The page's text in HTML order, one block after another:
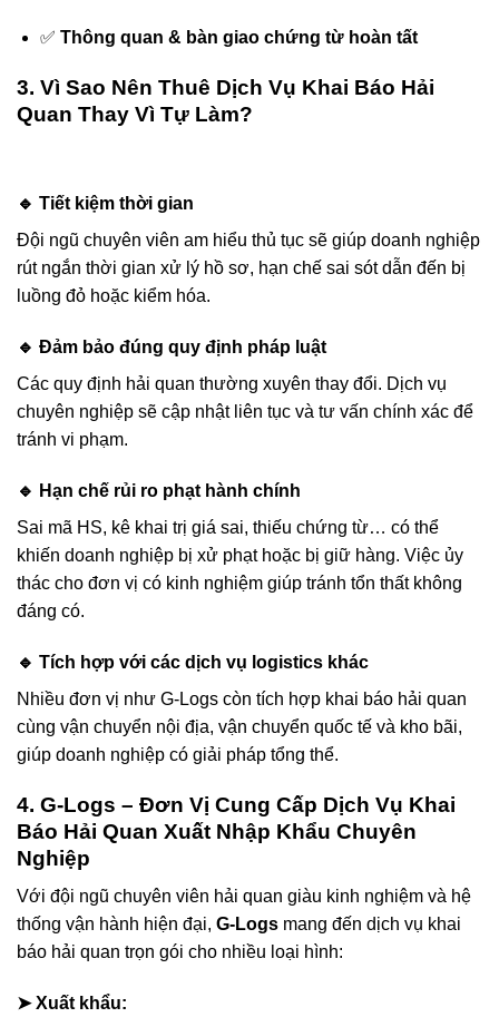
✅ Thông quan & bàn giao chứng từ hoàn tất
3. Vì Sao Nên Thuê Dịch Vụ Khai Báo Hải
Quan Thay Vì Tự Làm?
🔹 Tiết kiệm thời gian
Đội ngũ chuyên viên am hiểu thủ tục sẽ giúp doanh nghiệp
rút ngắn thời gian xử lý hồ sơ, hạn chế sai sót dẫn đến bị
luồng đỏ hoặc kiểm hóa.
🔹 Đảm bảo đúng quy định pháp luật
Các quy định hải quan thường xuyên thay đổi. Dịch vụ
chuyên nghiệp sẽ cập nhật liên tục và tư vấn chính xác để
tránh vi phạm.
🔹 Hạn chế rủi ro phạt hành chính
Sai mã HS, kê khai trị giá sai, thiếu chứng từ… có thể
khiến doanh nghiệp bị xử phạt hoặc bị giữ hàng. Việc ủy
thác cho đơn vị có kinh nghiệm giúp tránh tổn thất không
đáng có.
🔹 Tích hợp với các dịch vụ logistics khác
Nhiều đơn vị như G-Logs còn tích hợp khai báo hải quan
cùng vận chuyển nội địa, vận chuyển quốc tế và kho bãi,
giúp doanh nghiệp có giải pháp tổng thể.
4. G-Logs – Đơn Vị Cung Cấp Dịch Vụ Khai
Báo Hải Quan Xuất Nhập Khẩu Chuyên
Nghiệp
Với đội ngũ chuyên viên hải quan giàu kinh nghiệm và hệ
thống vận hành hiện đại, G-Logs mang đến dịch vụ khai
báo hải quan trọn gói cho nhiều loại hình:
➤ Xuất khẩu: